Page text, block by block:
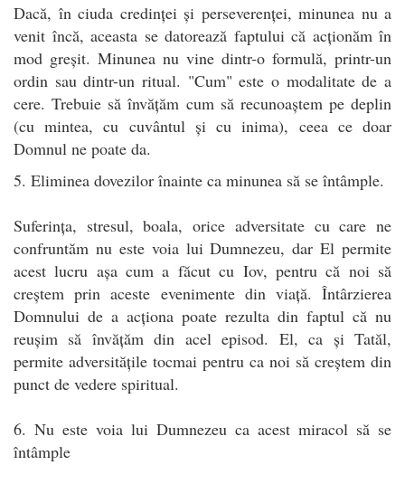
Dacă, în ciuda credinței și perseverenței, minunea nu a
venit încă, aceasta se datorează faptului că acționăm în
mod greșit. Minunea nu vine dintr-o formulă, printr-un
ordin sau dintr-un ritual. "Cum" este o modalitate de a
cere. Trebuie să învățăm cum să recunoaștem pe deplin
(cu mintea, cu cuvântul și cu inima), ceea ce doar
Domnul ne poate da.
5. Eliminea dovezilor înainte ca minunea să se întâmple.
Suferința, stresul, boala, orice adversitate cu care ne
confruntăm nu este voia lui Dumnezeu, dar El permite
acest lucru așa cum a făcut cu Iov, pentru că noi să
creștem prin aceste evenimente din viață. Întârzierea
Domnului de a acționa poate rezulta din faptul că nu
reușim să învățăm din acel episod. El, ca și Tatăl,
permite adversitățile tocmai pentru ca noi să creștem din
punct de vedere spiritual.
6. Nu este voia lui Dumnezeu ca acest miracol să se
întâmple